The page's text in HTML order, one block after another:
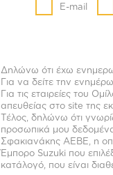
E-mail
Δηλώνω ότι έχω
Για να δείτε την
Για τις εταιρείες του
απευθείας στο site της
Τέλος, δηλώνω ότι
προσωπικά μου
Σφακιανάκης ΑΕΒΕ, η
Έμπορο Suzuki που
κατάλογό, που είναι